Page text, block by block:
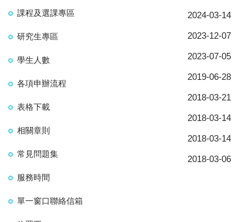
課程及選課專區
研究生專區
學生人數
各項申辦流程
表格下載
相關章則
常見問題集
服務時間
單一窗口聯絡信箱
2024-03-14
2023-12-07
2023-07-05
2019-06-28
2018-03-21
2018-03-14
2018-03-14
2018-03-06